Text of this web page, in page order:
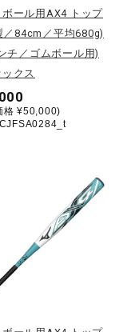
ボール用AX4 トップ
／84cm／平均680g)
チ／ゴムボール用)
クス
格 ¥50,000)